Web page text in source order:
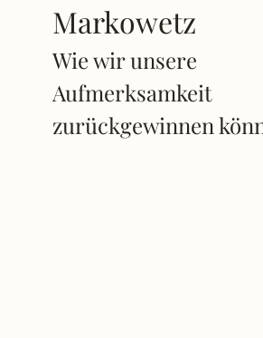
Markowetz
Wie wir unsere
Aufmerksamkeit
zurückgewinnen